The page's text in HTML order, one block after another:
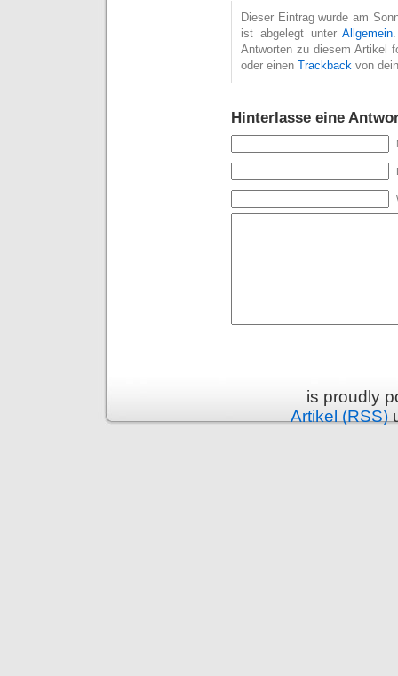
Dieser Eintrag wurde am
ist abgelegt unterAllgemein
Antworten zu diesem Artikel
oder einen Trackback von
Hinterlasse eine
is proudly
Artikel (RSS)